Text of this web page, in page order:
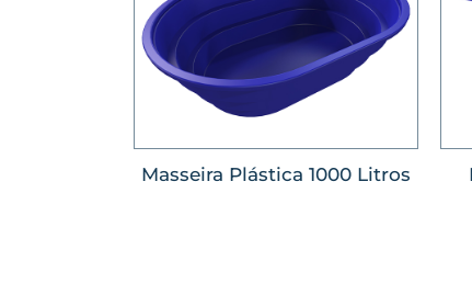
Masseira Plástica 1000 Litros